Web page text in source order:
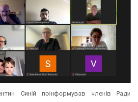
Синій поінформував членів Ради